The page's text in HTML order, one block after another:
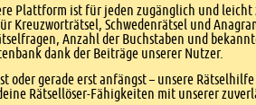
Plattform ist für jeden zugänglich und leicht
Schwedenrätsel und
Anzahl der Buchstaben und
dank der Beiträge unserer Nutzer.
oder gerade erst anfängst – unsere
Rätsellöser-Fähigkeiten mit unserer